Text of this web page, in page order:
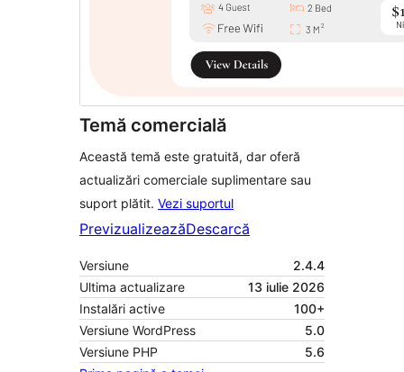
Temă comercială
Această temă este gratuită, dar oferă
actualizări comerciale suplimentare sau
suport plătit. Vezi suportul
PrevizualizeazăDescarcă
Versiune
2.4.4
Ultima actualizare
13 iulie 2026
Instalări active
100+
Versiune WordPress
5.0
Versiune PHP
5.6